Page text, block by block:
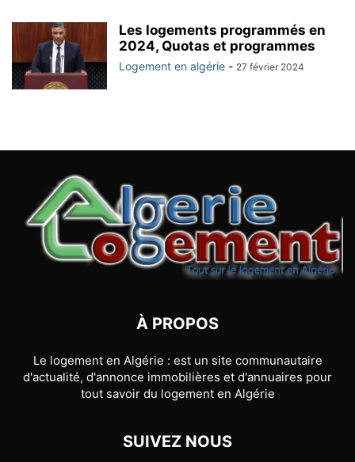
Les logements programmés en
2024, Quotas et programmes
Logement en algérie - 27 février 2024
À PROPOS
Le logement en Algérie : est un site communautaire
d'actualité, d'annonce immobilières et d'annuaires pour
tout savoir du logement en Algérie
SUIVEZ NOUS